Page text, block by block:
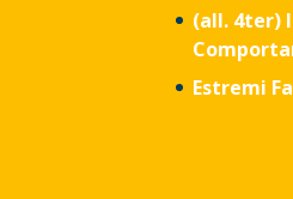
(all. 4ter)
Estremi